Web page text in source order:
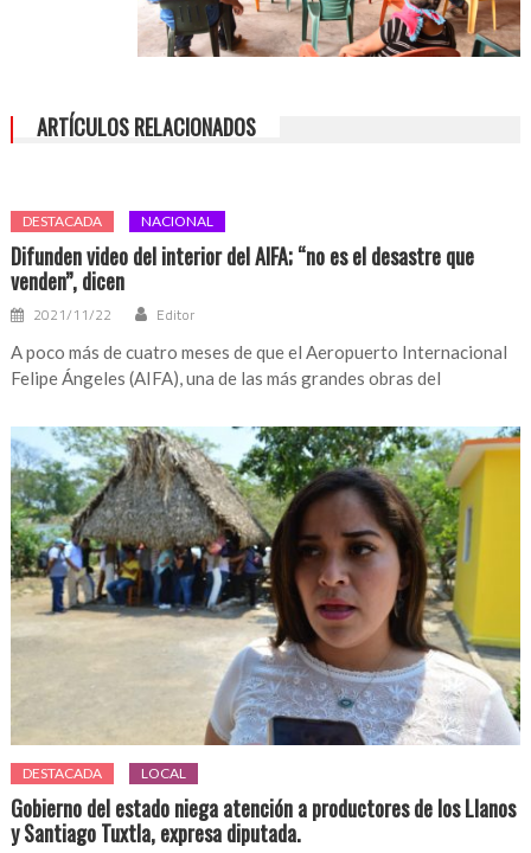
ARTÍCULOS RELACIONADOS
DESTACADA NACIONAL
Difunden video del interior del AIFA; “no es el desastre que
venden”, dicen
2021/11/22 Editor
A poco más de cuatro meses de que el Aeropuerto Internacional
Felipe Ángeles (AIFA), una de las más grandes obras del
DESTACADA LOCAL
Gobierno del estado niega atención a productores de los Llanos
y Santiago Tuxtla, expresa diputada.